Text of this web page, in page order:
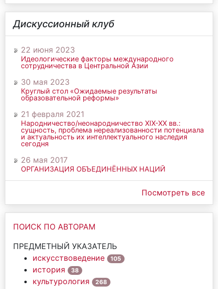
Дискуссионный клуб
22 июня 2023
Идеологические факторы международного
сотрудничества в Центральной Азии
30 мая 2023
Круглый стол «Ожидаемые результаты
образовательной реформы»
21 февраля 2021
Народничество/неонародничество ХIХ-ХХ вв.:
сущность, проблема нереализованности потенциала
и актуальность их интеллектуального наследия
сегодня
26 мая 2017
ОРГАНИЗАЦИЯ ОБЪЕДИНЁННЫХ НАЦИЙ
Посмотреть все
ПОИСК ПО АВТОРАМ
ПРЕДМЕТНЫЙ УКАЗАТЕЛЬ
искусствоведение
105
история 38
культурология 268